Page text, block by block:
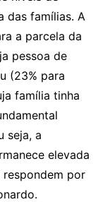
das famílias. A
a parcela da
pessoa de
(23% para
família tinha
seja, a
elevada
respondem por